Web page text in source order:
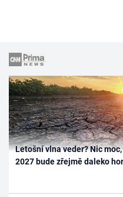
Letošní vlna veder? Nic
2027 bude zřejmě daleko